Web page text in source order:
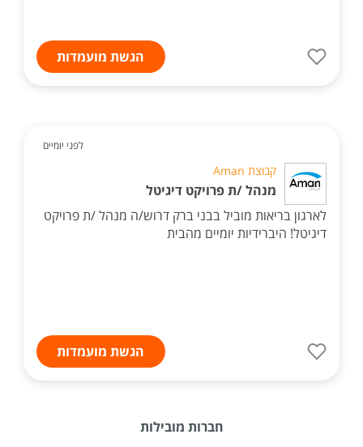
הגשת מועמדות
לפני יומיים
קבוצת Aman
מנהל /ת פרויקט דיגיטל
לארגון בריאות מוביל בבני ברק דרוש/ה מנהל /ת פרויקט
דיגיטל! היברידיות יומיים מהבית
הגשת מועמדות
חברות מובילות